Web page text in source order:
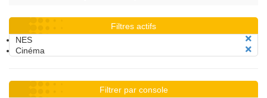
Filtres actifs
NES
Cinéma
Filtrer par console